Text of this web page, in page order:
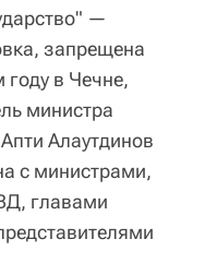
—
запрещена
в Чечне,
министра
Алаутдинов
с министрами,
главами